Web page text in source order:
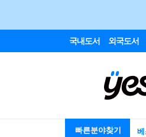
국내도서 외국도서
빠른분야찾기 베